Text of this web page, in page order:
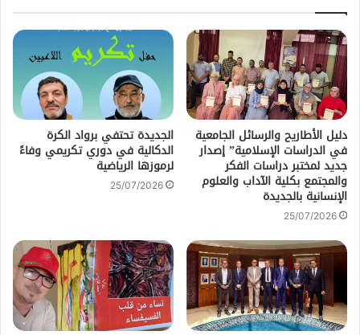
دليل الأطاريح والرسائل الجامعية
في الدراسات الإسلامية” إصدار
جديد لمختبر دراسات الفكر
والمجتمع بكلية الآداب والعلوم
الإنسانية بالجديدة
25/07/2026
الجديدة تحتفي برواد الكرة
الدكالية في دوري تكريمي وفاءً
لرموزها الرياضية
25/07/2026